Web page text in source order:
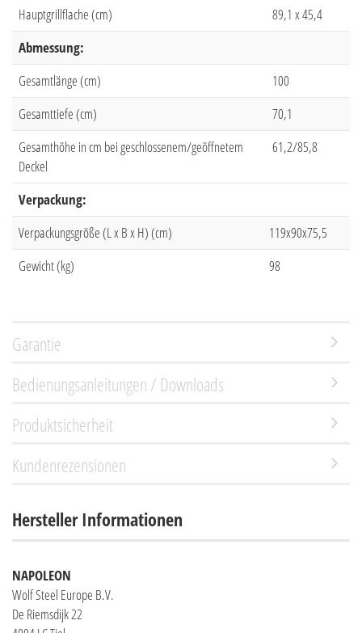
Hauptgrillflache (cm)
89,1 x 45,4
Abmessung:
Gesamtlänge (cm)
100
Gesamttiefe (cm)
70,1
Gesamthöhe in cm bei geschlossenem/geöffnetem
Deckel
61,2/85,8
Verpackung:
Verpackungsgröße (L x B x H) (cm)
119x90x75,5
Gewicht (kg)
98
Garantie
Bedienungsanleitungen / Downloads
Produktsicherheit
Kundenrezensionen
Hersteller Informationen
NAPOLEON
Wolf Steel Europe B.V.
De Riemsdijk 22